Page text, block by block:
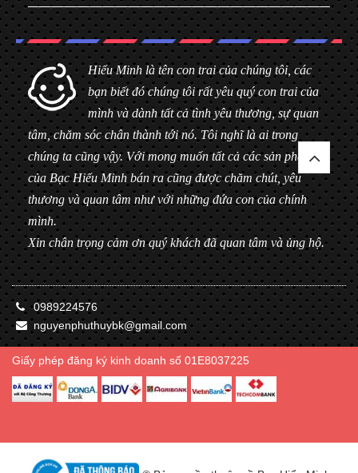
Hiểu Minh là tên con trai của chúng tôi, các
bạn biết đó chúng tôi rất yêu quý con trai của
mình và dành tất cả tình yêu thương, sự quan
tâm, chăm sóc chân thành tới nó. Tôi nghĩ là ai trong
chúng ta cũng vậy. Với mong muốn tất cả các sản phẩm
của Bạc Hiểu Minh bán ra cũng được chăm chút, yêu
thương và quan tâm như với những đứa con của chính
mình.
Xin chân trọng cảm ơn quý khách đã quan tâm và ủng hộ.
0989224576
nguyenphuthuybk@gmail.com
Giấy phép đăng ký kinh doanh số 01E8037225